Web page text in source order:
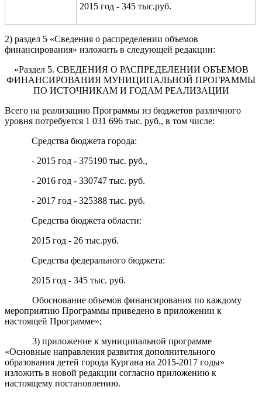
2015 год - 345 тыс.руб.
2) раздел 5 «Сведения о распределении объемов
финансирования» изложить в следующей редакции:
«Раздел 5. СВЕДЕНИЯ О РАСПРЕДЕЛЕНИИ ОБЪЕМОВ
ФИНАНСИРОВАНИЯ МУНИЦИПАЛЬНОЙ ПРОГРАММЫ
ПО ИСТОЧНИКАМ И ГОДАМ РЕАЛИЗАЦИИ
Всего на реализацию Программы из бюджетов различного
уровня потребуется 1 031 696 тыс. руб., в том числе:
Средства бюджета города:
- 2015 год - 375190 тыс. руб.,
- 2016 год - 330747 тыс. руб.
- 2017 год - 325388 тыс. руб.
Средства бюджета области:
2015 год - 26 тыс.руб.
Средства федерального бюджета:
2015 год - 345 тыс. руб.
Обоснование объемов финансирования по каждому
мероприятию Программы приведено в приложении к
настоящей Программе»;
3) приложение к муниципальной программе
«Основные направления развития дополнительного
образования детей города Кургана на 2015-2017 годы»
изложить в новой редакции согласно приложению к
настоящему постановлению.